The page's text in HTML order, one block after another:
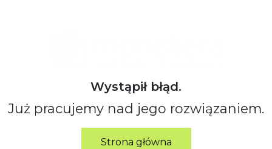
Wystąpił błąd.
Już pracujemy nad jego rozwiązaniem.
Strona główna